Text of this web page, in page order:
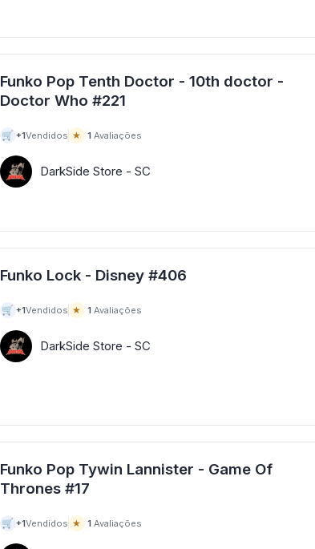
Funko Pop Tenth Doctor - 10th doctor -
Doctor Who #221
🛒 +1Vendidos ★ 1 Avaliações
DarkSide Store - SC
Funko Lock - Disney #406
🛒 +1Vendidos ★ 1 Avaliações
DarkSide Store - SC
Funko Pop Tywin Lannister - Game Of
Thrones #17
🛒 +1Vendidos ★ 1 Avaliações